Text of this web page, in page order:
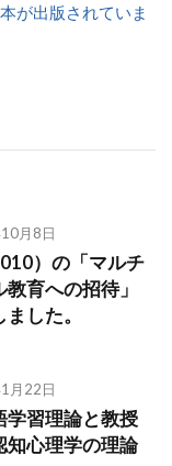
が出版されていま
月8日
）の「マルチ
教育への招待」
した。
月22日
学習理論と教授
心理学の理論